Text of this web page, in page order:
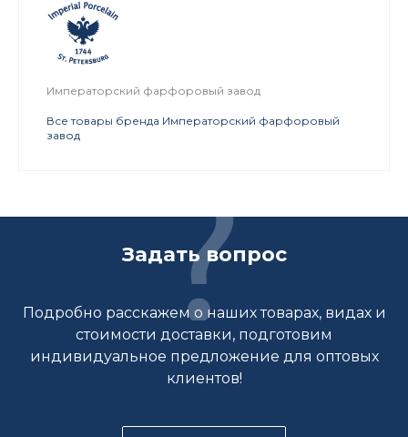
Императорский фарфоровый завод
Все товары бренда Императорский фарфоровый
завод
Задать вопрос
Подробно расскажем о наших товарах, видах и
стоимости доставки, подготовим
индивидуальное предложение для оптовых
клиентов!